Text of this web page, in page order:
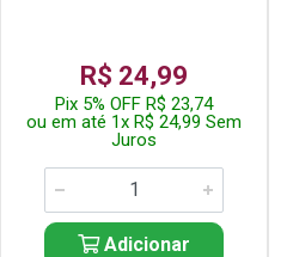
R$ 24,99
Pix 5% OFF R$ 23,74
ou em até 1x R$ 24,99 Sem
Juros
Adicionar